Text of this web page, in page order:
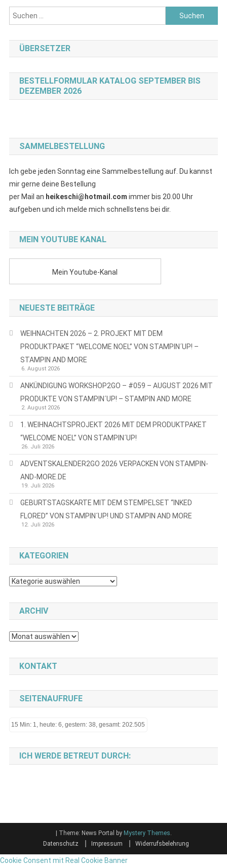
Suchen
nach:
ÜBERSETZER
BESTELLFORMULAR KATALOG SEPTEMBER BIS
DEZEMBER 2026
SAMMELBESTELLUNG
Ich gebe jeden Sonntag eine Sammelbestellung auf. Du kannst
mir gerne deine Bestellung
per Mail an heikeschi@hotmail.com immer bis 20.00 Uhr
aufgeben und ich melde mich schnellstens bei dir.
MEIN YOUTUBE KANAL
Mein Youtube-Kanal
NEUESTE BEITRÄGE
WEIHNACHTEN 2026 – 2. PROJEKT MIT DEM
PRODUKTPAKET “WELCOME NOEL” VON STAMPIN´UP! –
STAMPIN AND MORE
6. August 2026
ANKÜNDIGUNG WORKSHOP2GO – #059 – AUGUST 2026 MIT
PRODUKTE VON STAMPIN´UP! – STAMPIN AND MORE
2. August 2026
1. WEIHNACHTSPROJEKT 2026 MIT DEM PRODUKTPAKET
“WELCOME NOEL” VON STAMPIN´UP!
26. Juli 2026
ADVENTSKALENDER2GO 2026 VERPACKEN VON STAMPIN-
AND-MORE.DE
19. Juli 2026
GEBURTSTAGSKARTE MIT DEM STEMPELSET “INKED
FLORED” VON STAMPIN´UP! UND STAMPIN AND MORE
12. Juli 2026
KATEGORIEN
Kategorien
ARCHIV
Archiv
KONTAKT
SEITENAUFRUFE
15 Min: 1, heute: 6, gestern: 38, gesamt: 202.505
ICH WERDE BETREUT DURCH:
Theme: News Portal by Mystery Themes.
Datenschutz
Impressum Widerrufsbelehrung
Cookie Consent mit Real Cookie Banner